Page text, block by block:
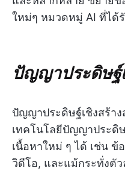
ใหม่ๆ หมวดหมู่ AI ที่ได้
ปัญญาประดิษฐ์
ปัญญาประดิษฐ์เชิงสร้าง
เทคโนโลยีปัญญาประดิ
เนื้อหาใหม่ ๆ ได้ เช่น ข้
วิดีโอ, และแม้กระทั่งตัว